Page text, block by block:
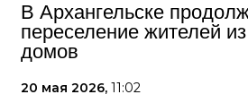
В Архангельске
переселение жителей
домов
20 мая 2026, 11:02